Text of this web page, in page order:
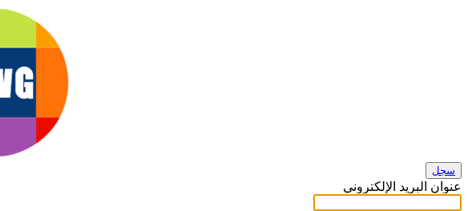
سجل
عنوان البريد الإلكتروني